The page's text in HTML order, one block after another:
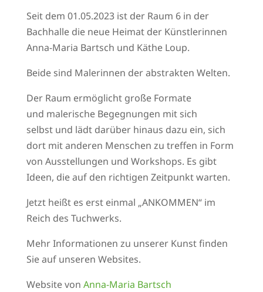
Seit dem 01.05.2023 ist der Raum 6 in der
Bachhalle die neue Heimat der Künstlerinnen
Anna-Maria Bartsch und Käthe Loup.
Beide sind Malerinnen der abstrakten Welten.
Der Raum ermöglicht große Formate
und malerische Begegnungen mit sich
selbst und lädt darüber hinaus dazu ein, sich
dort mit anderen Menschen zu treffen in Form
von Ausstellungen und Workshops. Es gibt
Ideen, die auf den richtigen Zeitpunkt warten.
Jetzt heißt es erst einmal „ANKOMMEN“ im
Reich des Tuchwerks.
Mehr Informationen zu unserer Kunst finden
Sie auf unseren Websites.
Website von Anna-Maria Bartsch